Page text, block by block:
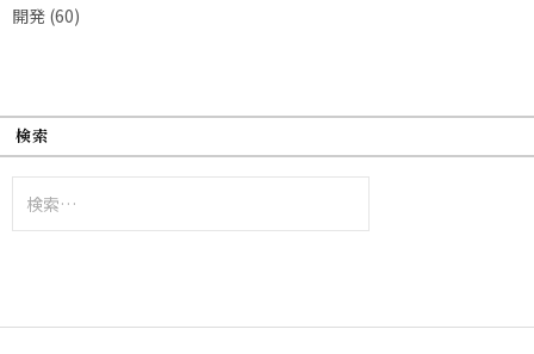
開発 (60)
検索
索: